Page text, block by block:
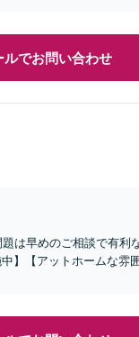
ルでお問い合わせ
は早めのご相談で有利
】【アットホームな雰